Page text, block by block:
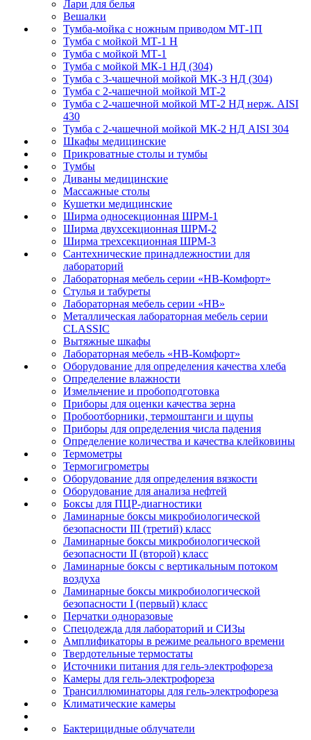
Лари для белья
Вешалки
Тумба-мойка с ножным приводом МТ-1П
Тумба с мойкой МТ-1 Н
Тумба с мойкой МТ-1
Тумба с мойкой МК-1 НД (304)
Тумба с 3-чашечной мойкой МK-3 НД (304)
Тумба с 2-чашечной мойкой МТ-2
Тумба с 2-чашечной мойкой МТ-2 НД нерж. AISI
430
Тумба с 2-чашечной мойкой МК-2 НД AISI 304
Шкафы медицинские
Прикроватные столы и тумбы
Тумбы
Диваны медицинские
Массажные столы
Кушетки медицинские
Ширма односекционная ШРМ-1
Ширма двухсекционная ШРМ-2
Ширма трехсекционная ШРМ-3
Сантехнические принадлежностии для
лабораторий
Лабораторная мебель серии «НВ-Комфорт»
Стулья и табуреты
Лабораторная мебель серии «НВ»
Металлическая лабораторная мебель серии
CLASSIC
Вытяжные шкафы
Лабораторная мебель «НВ-Комфорт»
Оборудование для определения качества хлеба
Определение влажности
Измельчение и пробоподготовка
Приборы для оценки качества зерна
Пробоотборники, термоштанги и щупы
Приборы для определения числа падения
Определение количества и качества клейковины
Термометры
Термогигрометры
Оборудование для определения вязкости
Оборудование для анализа нефтей
Боксы для ПЦР-диагностики
Ламинарные боксы микробиологической
безопасности III (третий) класс
Ламинарные боксы микробиологической
безопасности II (второй) класс
Ламинарные боксы с вертикальным потоком
воздуха
Ламинарные боксы микробиологической
безопасности I (первый) класс
Перчатки одноразовые
Спецодежда для лабораторий и СИЗы
Амплификаторы в режиме реального времени
Твердотельные термостаты
Источники питания для гель-электрофореза
Камеры для гель-электрофореза
Трансиллюминаторы для гель-электрофореза
Климатические камеры
Бактерицидные облучатели